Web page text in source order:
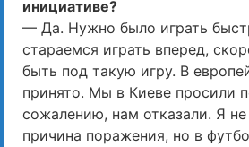
инициативе?
— Да. Нужно было играть
стараемся играть вперед,
быть под такую игру. В
принято. Мы в Киеве просили
сожалению, нам отказали. Я
причина поражения, но в